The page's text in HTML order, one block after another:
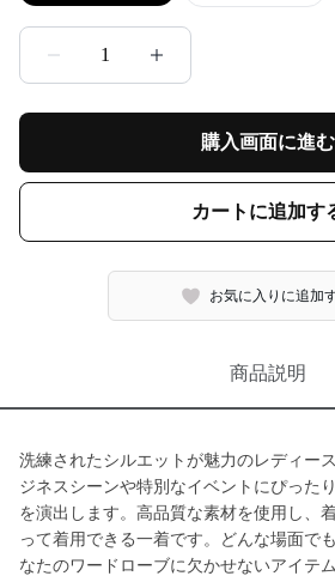
1
購入画面に進む
カートに追加す
お気に入りに追加
商品説明
洗練されたシルエットが魅力のレディー
ジネスシーンや特別なイベントにぴった
を演出します。高品質な素材を使用し、
って着用できる一着です。どんな場面で
なたのワードローブに欠かせないアイテ